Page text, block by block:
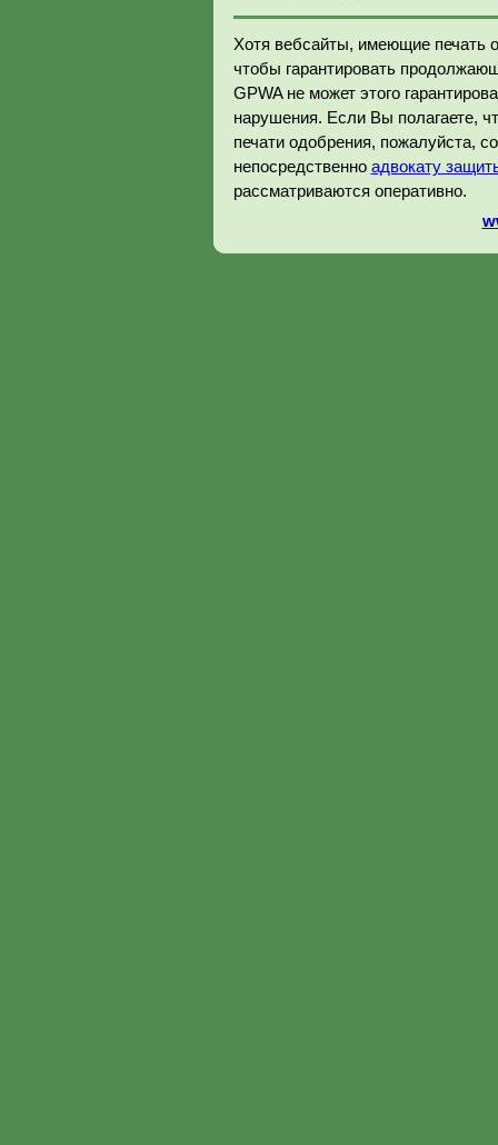
Хотя вебсайты, имеющие печать
чтобы гарантировать
GPWA не может этого
нарушения. Если Вы полагаете,
печати одобрения, пожалуйста,
непосредственно адвокату
рассматриваются оперативно.